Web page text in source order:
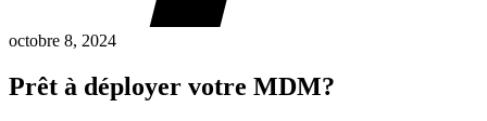
octobre 8, 2024
Prêt à déployer votre MDM?